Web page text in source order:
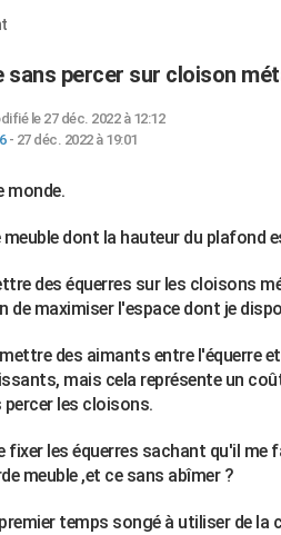
sans percer sur cloison
le 27 déc. 2022 à 12:12
- 27 déc. 2022 à 19:01
monde.
meuble dont la hauteur du plafond
des équerres sur les cloisons
de maximiser l'espace dont je
des aimants entre l'équerre
mais cela représente un
les cloisons.
fixer les équerres sachant qu'il me
meuble ,et ce sans abîmer ?
temps songé à utiliser de la